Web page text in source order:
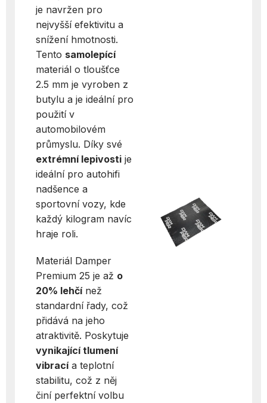
je navržen pro
nejvyšší efektivitu a
snížení hmotnosti.
Tento samolepící
materiál o tloušťce
2.5 mm je vyroben z
butylu a je ideální pro
použití v
automobilovém
průmyslu. Díky své
extrémní lepivosti je
ideální pro autohifi
nadšence a
sportovní vozy, kde
každý kilogram navíc
hraje roli.
Materiál Damper
Premium 25 je až o
20% lehčínež
standardní řady, což
přidává na jeho
atraktivitě. Poskytuje
vynikající tlumení
vibracía teplotní
stabilitu, což z něj
činí perfektní volbu